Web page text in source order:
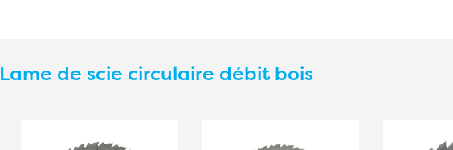
Lame de scie circulaire débit bois